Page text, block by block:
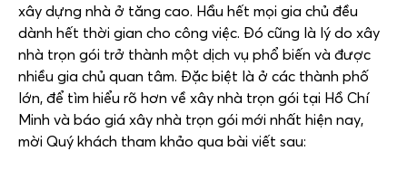
xây dựng nhà ở tăng cao. Hầu hết mọi gia chủ đều
dành hết thời gian cho công việc. Đó cũng là lý do xây
nhà trọn gói trở thành một dịch vụ phổ biến và được
nhiều gia chủ quan tâm. Đặc biệt là ở các thành phố
lớn, để tìm hiểu rõ hơn về xây nhà trọn gói tại Hồ Chí
Minh và báo giá xây nhà trọn gói mới nhất hiện nay,
mời Quý khách tham khảo qua bài viết sau: